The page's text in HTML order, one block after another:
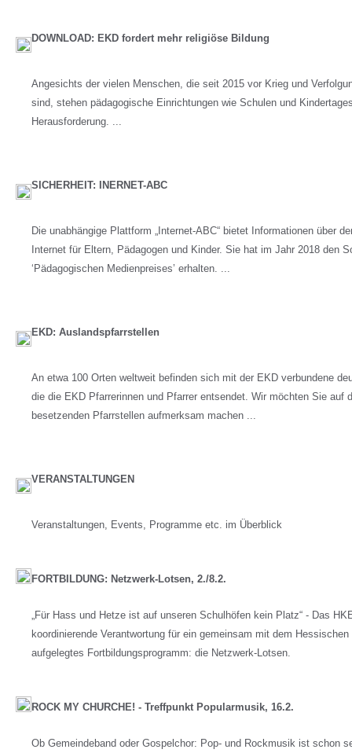
DOWNLOAD: EKD fordert mehr religiöse Bildung
Angesichts der vielen Menschen, die seit 2015 vor Krieg und
sind, stehen pädagogische Einrichtungen wie Schulen und
Herausforderung. ...
SICHERHEIT: INERNET-ABC
Die unabhängige Plattform „Internet-ABC“ bietet Informationen über
Internet für Eltern, Pädagogen und Kinder. Sie hat im Jahr 2018 den
‘Pädagogischen Medienpreises’ erhalten. ...
EKD: Auslandspfarrstellen
An etwa 100 Orten weltweit befinden sich mit der EKD verbundene
die die EKD Pfarrerinnen und Pfarrer entsendet. Wir möchten Sie auf
besetzenden Pfarrstellen aufmerksam machen ...
VERANSTALTUNGEN
Veranstaltungen, Events, Programme etc. im Überblick
FORTBILDUNG: Netzwerk-Lotsen, 2./8.2.
„Für Hass und Hetze ist auf unseren Schulhöfen kein Platz“ - Das
koordinierende Verantwortung für ein gemeinsam mit dem
aufgelegtes Fortbildungsprogramm: die Netzwerk-Lotsen.
ROCK MY CHURCHE! - Treffpunkt Popularmusik, 16.2.
Ob Gemeindeband oder Gospelchor: Pop- und Rockmusik ist schon